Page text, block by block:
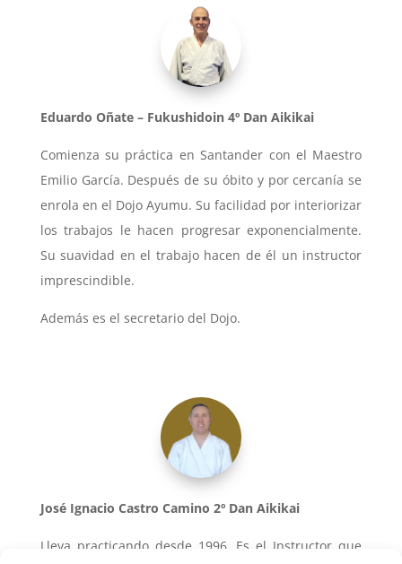
Eduardo Oñate – Fukushidoin 4º Dan Aikikai
Comienza su práctica en Santander con el Maestro
Emilio García. Después de su óbito y por cercanía se
enrola en el Dojo Ayumu. Su facilidad por interiorizar
los trabajos le hacen progresar exponencialmente.
Su suavidad en el trabajo hacen de él un instructor
imprescindible.
Además es el secretario del Dojo.
José Ignacio Castro Camino 2º Dan Aikikai
Lleva practicando desde 1996. Es el Instructor que